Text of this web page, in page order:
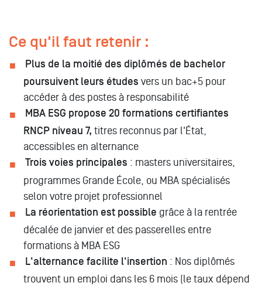
Ce qu'il faut retenir :
Plus de la moitié des diplômés de bachelor
poursuivent leurs études vers un bac+5 pour
accéder à des postes à responsabilité
MBA ESG propose 20 formations certifiantes
RNCP niveau 7, titres reconnus par l'État,
accessibles en alternance
Trois voies principales : masters universitaires,
programmes Grande École, ou MBA spécialisés
selon votre projet professionnel
La réorientation est possible grâce à la rentrée
décalée de janvier et des passerelles entre
formations à MBA ESG
L'alternance facilite l'insertion : Nos diplômés
trouvent un emploi dans les 6 mois (le taux dépend